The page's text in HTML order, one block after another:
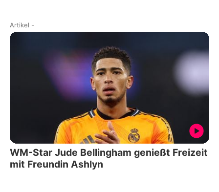
Artikel -
WM-Star Jude Bellingham genießt Freizeit
mit Freundin Ashlyn